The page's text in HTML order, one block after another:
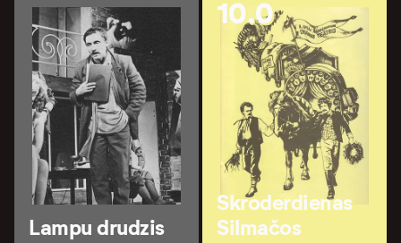
Lampu drudzis
10.0
Skroderdienas
Silmačos